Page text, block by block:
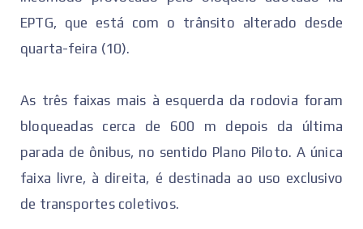
EPTG, que está com o trânsito alterado desde
quarta-feira (10).
As três faixas mais à esquerda da rodovia foram
bloqueadas cerca de 600 m depois da última
parada de ônibus, no sentido Plano Piloto. A única
faixa livre, à direita, é destinada ao uso exclusivo
de transportes coletivos.